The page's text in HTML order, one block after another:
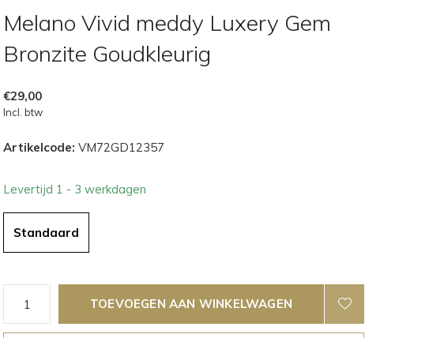
Melano Vivid meddy Luxery Gem
Bronzite Goudkleurig
€29,00
Incl. btw
Artikelcode: VM72GD12357
Levertijd 1 - 3 werkdagen
Standaard
TOEVOEGEN AAN WINKELWAGEN